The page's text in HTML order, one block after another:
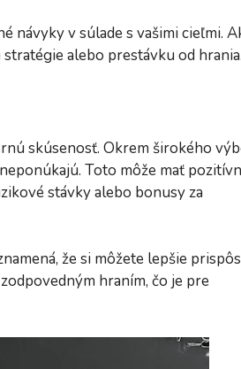
návyky v súlade s vašimi cieľmi.
alebo prestávku od hrania.
skúsenosť. Okrem širokého
Toto môže mať
stávky alebo bonusy za
že si môžete lepšie
hraním, čo je pre